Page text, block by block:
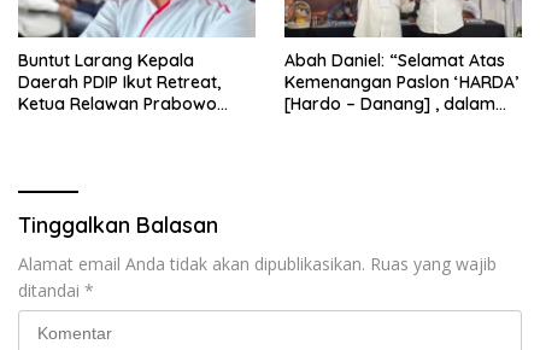
Buntut Larang Kepala
Daerah PDIP Ikut Retreat,
Ketua Relawan Prabowo
Abah Daniel: “Selamat Atas
Kemenangan Paslon ‘HARDA’
[Hardo – Danang] , dalam
Tinggalkan Balasan
Alamat email Anda tidak akan dipublikasikan. Ruas yang wajib
ditandai *